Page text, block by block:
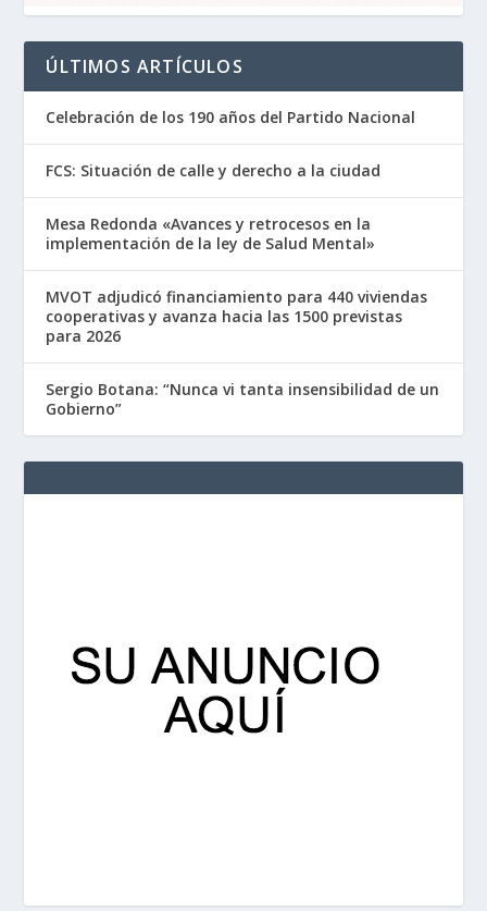
ÚLTIMOS ARTÍCULOS
Celebración de los 190 años del Partido Nacional
FCS: Situación de calle y derecho a la ciudad
Mesa Redonda «Avances y retrocesos en la
implementación de la ley de Salud Mental»
MVOT adjudicó financiamiento para 440 viviendas
cooperativas y avanza hacia las 1500 previstas
para 2026
Sergio Botana: “Nunca vi tanta insensibilidad de un
Gobierno”